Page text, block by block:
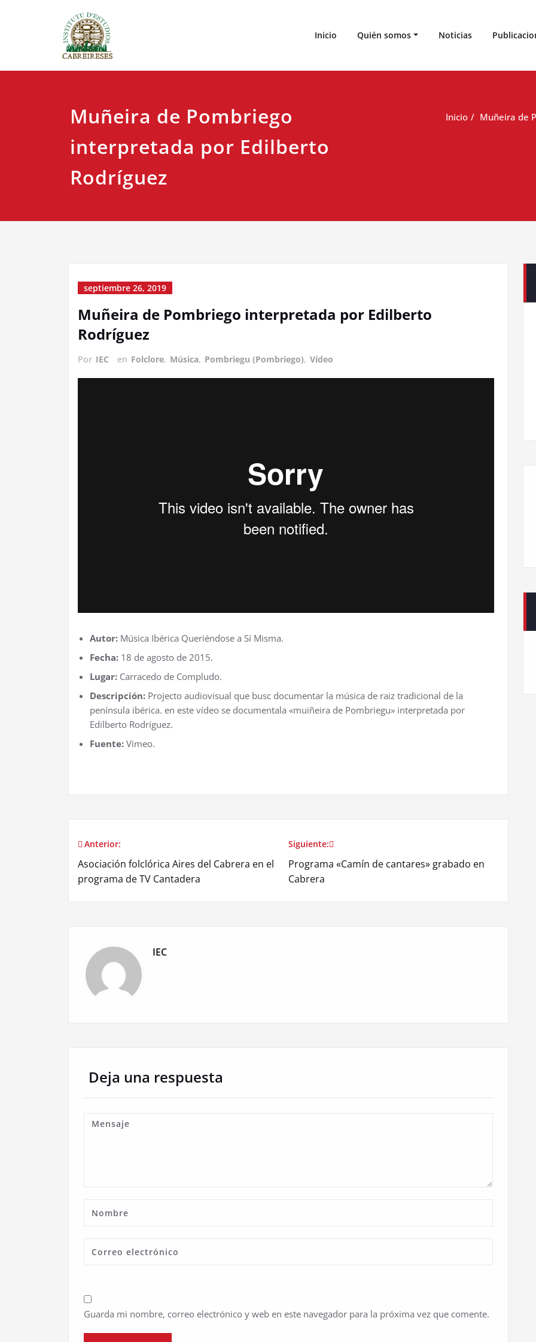
Inicio Quién somos Noticias
Muñeira de Pombriego
interpretada por Edilberto
Rodríguez
Inicio Muñeira de
septiembre 26, 2019
Muñeira de Pombriego interpretada por Edilberto
Rodríguez
Por IEC en Folclore, Música, Pombriegu (Pombriego), Vídeo
Autor: Música Ibérica Queriéndose a Sí Misma.
Fecha: 18 de agosto de 2015.
Lugar: Carracedo de Compludo.
Descripción: Projecto audiovisual que busc documentar la música de raiz tradicional de la
península ibérica. en este vídeo se documentala «muiñeira de Pombriegu» interpretada por
Edilberto Rodríguez.
Fuente: Vimeo.
Navegación
de
Anterior:
Asociación folclórica Aires del Cabrera en el
programa de TV Cantadera
Siguiente:
Programa «Camín de cantares» grabado en
Cabrera
IEC
Deja una respuesta
Guarda mi nombre, correo electrónico y web en este navegador para la próxima vez que comente.